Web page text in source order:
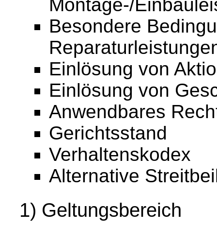
Montage-/
Besondere
Einlösung von
Einlösung von
Anwendbares
Gerichtsstand
Verhaltenskodex
Alternative
1) Geltungsbereich